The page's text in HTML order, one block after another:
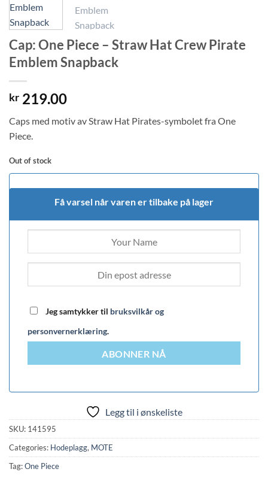
Cap: One Piece – Straw Hat Crew Pirate
Emblem Snapback
kr 219.00
Caps med motiv av Straw Hat Pirates-symbolet fra One
Piece.
Out of stock
Få varsel når varen er tilbake på lager
Jeg samtykker til bruksvilkår og
personvernerklæring.
ABONNER NÅ
Legg til i ønskeliste
SKU: 141595
Categories: Hodeplagg, MOTE
Tag:One Piece